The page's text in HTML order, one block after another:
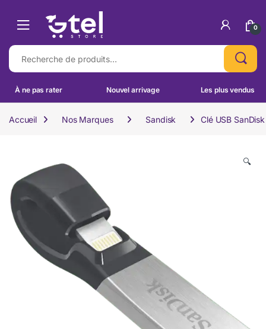
0
Recherche pour :
À ne pas rater Nouvel arrivage Les plus vendus
Accueil Nos Marques Sandisk Clé USB
🔍